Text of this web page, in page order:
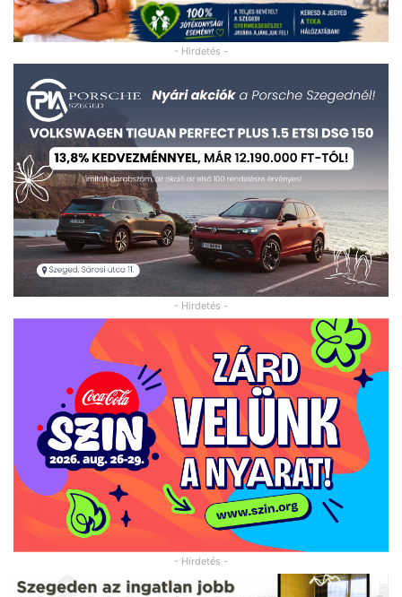
- Hirdetés -
- Hirdetés -
- Hirdetés -